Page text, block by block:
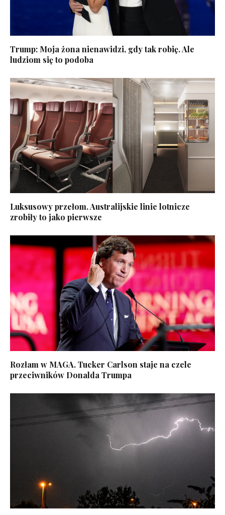
Trump: Moja żona nienawidzi, gdy tak robię. Ale
ludziom się to podoba
Luksusowy przełom. Australijskie linie lotnicze
zrobiły to jako pierwsze
Rozłam w MAGA. Tucker Carlson staje na czele
przeciwników Donalda Trumpa